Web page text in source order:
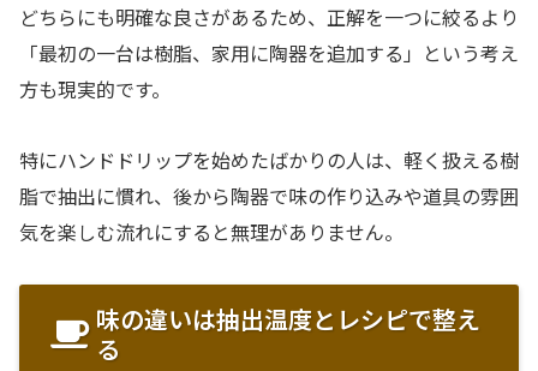
どちらにも明確な良さがあるため、正解を一つに絞るより
「最初の一台は樹脂、家用に陶器を追加する」という考え
方も現実的です。
特にハンドドリップを始めたばかりの人は、軽く扱える樹
脂で抽出に慣れ、後から陶器で味の作り込みや道具の雰囲
気を楽しむ流れにすると無理がありません。
味の違いは抽出温度とレシピで整え
る